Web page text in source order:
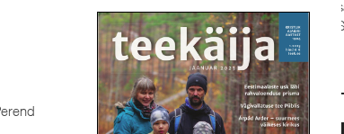
Sina mind. Kui ma vahel vajan...